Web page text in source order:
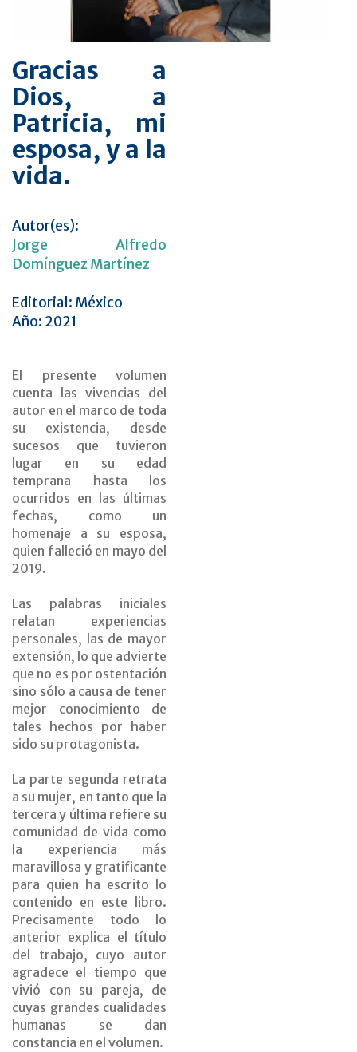
Gracias a
Dios, a
Patricia, mi
esposa, y a la
vida.
Autor(es):
Jorge Alfredo
Domínguez Martínez
Editorial: México
Año: 2021
El presente volumen
cuenta las vivencias del
autor en el marco de toda
su existencia, desde
sucesos que tuvieron
lugar en su edad
temprana hasta los
ocurridos en las últimas
fechas, como un
homenaje a su esposa,
quien falleció en mayo del
2019.
Las palabras iniciales
relatan experiencias
personales, las de mayor
extensión, lo que advierte
que no es por ostentación
sino sólo a causa de tener
mejor conocimiento de
tales hechos por haber
sido su protagonista.
La parte segunda retrata
a su mujer, en tanto que la
tercera y última refiere su
comunidad de vida como
la experiencia más
maravillosa y gratificante
para quien ha escrito lo
contenido en este libro.
Precisamente todo lo
anterior explica el título
del trabajo, cuyo autor
agradece el tiempo que
vivió con su pareja, de
cuyas grandes cualidades
humanas se dan
constancia en el volumen.